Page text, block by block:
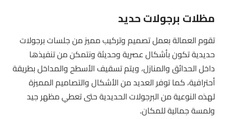
مظلات برجولات حديد
تقوم العمالة بعمل تصميم وتركيب مميز من جلسات برجولات
حديدية تكون بأشكال عصرية وحديثة ونتمكن من تنفيذها
داخل الحدائق والمنازل، ويتم تسقيف الأسطح والمداخل بطريقة
أحترافية، كما توفر العديد من الأشكال والتصاميم المميزة
لهذه النوعية من البرجولات الحديدية حتى تعطي مظهر جيد
ولمسة جمالية للمكان.